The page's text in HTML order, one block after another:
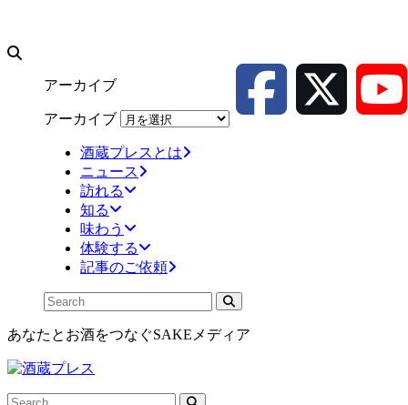
アーカイブ
アーカイブ
酒蔵プレスとは
ニュース
訪れる
知る
味わう
体験する
記事のご依頼
あなたとお酒をつなぐSAKEメディア